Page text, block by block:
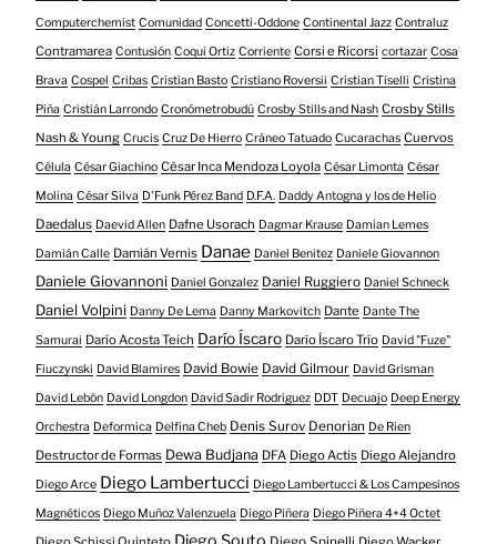
Computerchemist Comunidad Concetti-Oddone Continental Jazz Contraluz
Contramarea Contusión Coqui Ortiz Corriente Corsi e Ricorsi cortazar Cosa
Brava Cospel Cribas Cristian Basto Cristiano Roversii Cristian Tiselli Cristina
Piña Cristián Larrondo Cronómetrobudú Crosby Stills and Nash Crosby Stills
Nash & Young Crucis Cruz De Hierro Cráneo Tatuado Cucarachas Cuervos
Célula César Giachino César Inca Mendoza Loyola César Limonta César
Molina César Silva D'Funk Pérez Band D.F.A. Daddy Antogna y los de Helio
Daedalus Daevid Allen Dafne Usorach Dagmar Krause Damian Lemes
Damián Calle Damián Vernis Danae Daniel Benitez Daniele Giovannon
Daniele Giovannoni Daniel Gonzalez Daniel Ruggiero Daniel Schneck
Daniel Volpini Danny De Lema Danny Markovitch Dante Dante The
Samurai Darío Acosta Teich Darío Íscaro Darío Íscaro Trío David "Fuze"
Fiuczynski David Blamires David Bowie David Gilmour David Grisman
David Lebón David Longdon David Sadir Rodriguez DDT Decuajo Deep Energy
Orchestra Deformica Delfina Cheb Denis Surov Denorian De Rien
Destructor de Formas Dewa Budjana DFA Diego Actis Diego Alejandro
Diego Arce Diego Lambertucci Diego Lambertucci & Los Campesinos
Magnéticos Diego Muñoz Valenzuela Diego Piñera Diego Piñera 4+4 Octet